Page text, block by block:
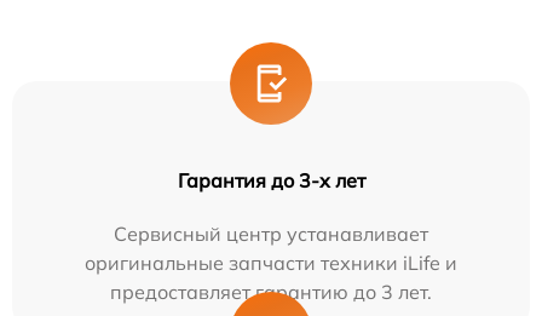
Гарантия до 3-х лет
Сервисный центр устанавливает
оригинальные запчасти техники iLife и
предоставляет гарантию до 3 лет.